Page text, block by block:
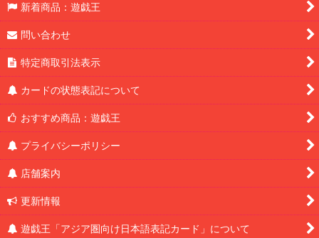
新着商品：遊戯王
問い合わせ
特定商取引法表示
カードの状態表記について
おすすめ商品：遊戯王
プライバシーポリシー
店舗案内
更新情報
遊戯王「アジア圏向け日本語表記カード」について